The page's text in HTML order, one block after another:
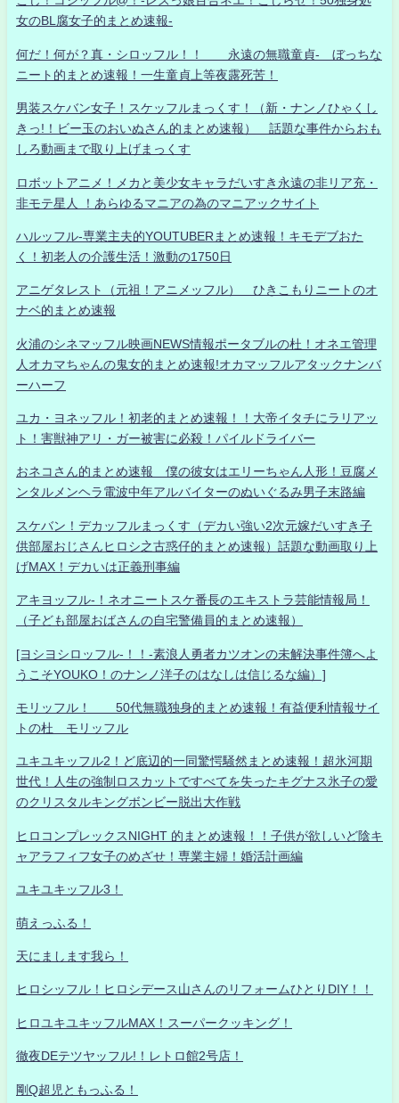
女のBL腐女子的まとめ速報-
何だ！何が？真・シロッフル！！ 永遠の無職童貞- ぼっちな
ニート的まとめ速報！一生童貞上等夜露死苦！
男装スケバン女子！スケッフルまっくす！（新・ナンノひゃくし
きっ!！ビー玉のおいぬさん的まとめ速報） 話題な事件からおも
しろ動画まで取り上げまっくす
ロボットアニメ！メカと美少女キャラだいすき永遠の非リア充・
非モテ星人 ！あらゆるマニアの為のマニアックサイト
ハルッフル-専業主夫的YOUTUBERまとめ速報！キモデブおた
く！初老人の介護生活！激動の1750日
アニゲタレスト（元祖！アニメッフル） ひきこもりニートのオ
ナベ的まとめ速報
火浦のシネマッフル映画NEWS情報ポータブルの杜！オネエ管理
人オカマちゃんの鬼女的まとめ速報!オカマッフルアタックナンバ
ーハーフ
ユカ・ヨネッフル！初老的まとめ速報！！大帝イタチにラリアッ
ト！害獣神アリ・ガー被害に必殺！パイルドライバー
おネコさん的まとめ速報 僕の彼女はエリーちゃん人形！豆腐メ
ンタルメンヘラ電波中年アルバイターのぬいぐるみ男子末路編
スケバン！デカッフルまっくす（デカい強い2次元嫁だいすき子
供部屋おじさんヒロシ之古惑仔的まとめ速報）話題な動画取り上
げMAX！デカいは正義刑事編
アキヨッフル-！ネオニートスケ番長のエキストラ芸能情報局！
（子ども部屋おばさんの自宅警備員的まとめ速報）
[ヨシヨシロッフル-！！-素浪人勇者カツオンの未解決事件簿へよ
うこそYOUKO！のナンノ洋子のはなしは信じるな編）]
モリッフル！ 50代無職独身的まとめ速報！有益便利情報サイ
トの杜 モリッフル
ユキユキッフル2！ど底辺的一同驚愕騒然まとめ速報！超氷河期
世代！人生の強制ロスカットですべてを失ったキグナス氷子の愛
のクリスタルキングボンビー脱出大作戦
ヒロコンプレックスNIGHT 的まとめ速報！！子供が欲しいど陰キ
ャアラフィフ女子のめざせ！専業主婦！婚活計画編
ユキユキッフル3！
萌えっふる！
天にまします我ら！
ヒロシッフル！ヒロシデース山さんのリフォームひとりDIY！！
ヒロユキユキッフルMAX！スーパークッキング！
徹夜DEテツヤッフル!！レトロ館2号店！
剛Q超児ともっふる！